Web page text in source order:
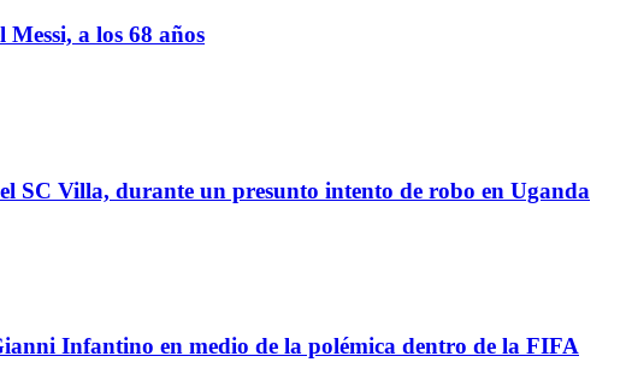
a los 68 años
SC Villa, durante un presunto intento de robo en Uganda
Infantino en medio de la polémica dentro de la FIFA